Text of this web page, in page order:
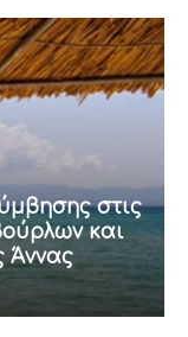
στις
και
Άννας